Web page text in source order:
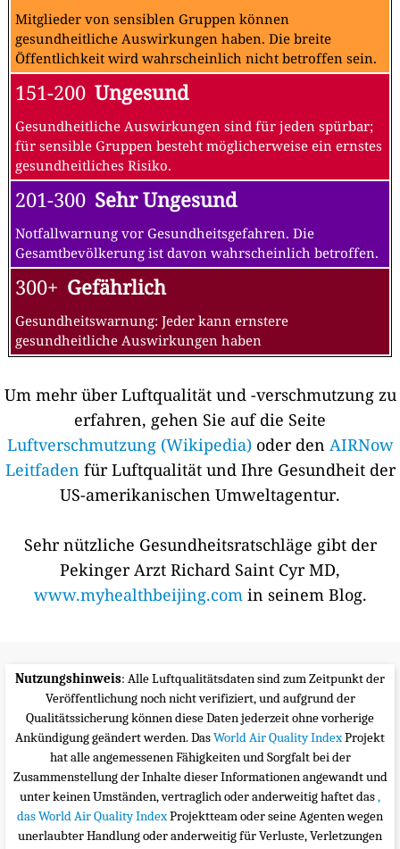
Mitglieder von sensiblen Gruppen können
gesundheitliche Auswirkungen haben. Die breite
Öffentlichkeit wird wahrscheinlich nicht betroffen sein.
151-200 Ungesund
Gesundheitliche Auswirkungen sind für jeden spürbar;
für sensible Gruppen besteht möglicherweise ein ernstes
gesundheitliches Risiko.
201-300 Sehr Ungesund
Notfallwarnung vor Gesundheitsgefahren. Die
Gesamtbevölkerung ist davon wahrscheinlich betroffen.
300+ Gefährlich
Gesundheitswarnung: Jeder kann ernstere
gesundheitliche Auswirkungen haben
Um mehr über Luftqualität und -verschmutzung zu
erfahren, gehen Sie auf die Seite
Luftverschmutzung (Wikipedia)oder den AIRNow
Leitfaden für Luftqualität und Ihre Gesundheit der
US-amerikanischen Umweltagentur.
Sehr nützliche Gesundheitsratschläge gibt der
Pekinger Arzt Richard Saint Cyr MD,
www.myhealthbeijing.comin seinem Blog.
Nutzungshinweis: Alle Luftqualitätsdaten sind zum Zeitpunkt der
Veröffentlichung noch nicht verifiziert, und aufgrund der
Qualitätssicherung können diese Daten jederzeit ohne vorherige
Ankündigung geändert werden. DasWorld Air Quality IndexProjekt
hat alle angemessenen Fähigkeiten und Sorgfalt bei der
Zusammenstellung der Inhalte dieser Informationen angewandt und
unter keinen Umständen, vertraglich oder anderweitig haftet das,
das World Air Quality IndexProjektteam oder seine Agenten wegen
unerlaubter Handlung oder anderweitig für Verluste, Verletzungen